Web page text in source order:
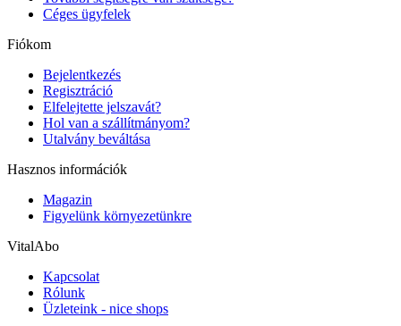
Céges ügyfelek
Fiókom
Bejelentkezés
Regisztráció
Elfelejtette jelszavát?
Hol van a szállítmányom?
Utalvány beváltása
Hasznos információk
Magazin
Figyelünk környezetünkre
VitalAbo
Kapcsolat
Rólunk
Üzleteink - nice shops